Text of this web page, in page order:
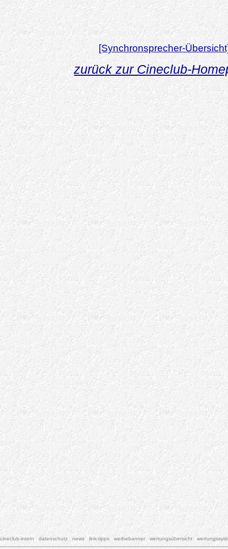
[Synchronsprecher-
zurück zur Cineclub-
cineclub-intern datenschutz news link-tipps werbebanner wertungsübersicht